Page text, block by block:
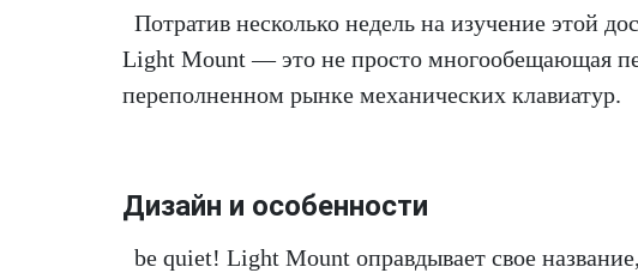
Потратив несколько недель на изучение этой
Light Mount — это не просто многообещающая
переполненном рынке механических клавиатур.
Дизайн и особенности
be quiet! Light Mount оправдывает свое